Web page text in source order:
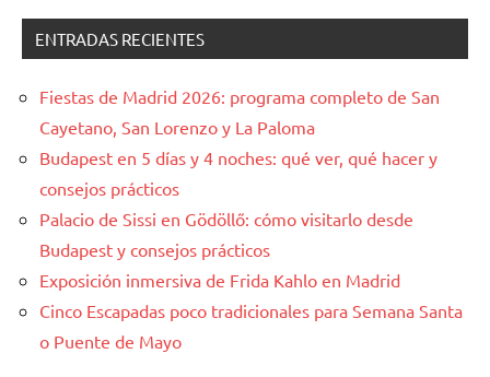
ENTRADAS RECIENTES
Fiestas de Madrid 2026: programa completo de San
Cayetano, San Lorenzo y La Paloma
Budapest en 5 días y 4 noches: qué ver, qué hacer y
consejos prácticos
Palacio de Sissi en Gödöllő: cómo visitarlo desde
Budapest y consejos prácticos
Exposición inmersiva de Frida Kahlo en Madrid
Cinco Escapadas poco tradicionales para Semana Santa
o Puente de Mayo